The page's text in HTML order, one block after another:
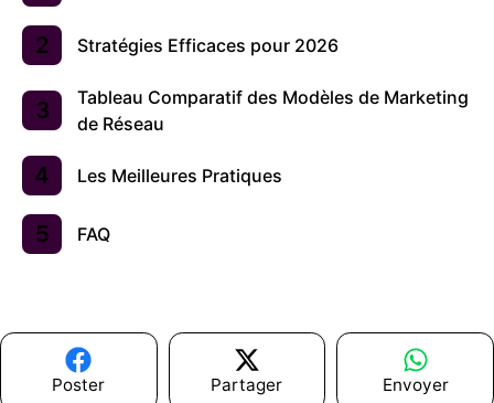
Stratégies Efficaces pour 2026
Tableau Comparatif des Modèles de Marketing
de Réseau
Les Meilleures Pratiques
FAQ
Poster Partager Envoyer